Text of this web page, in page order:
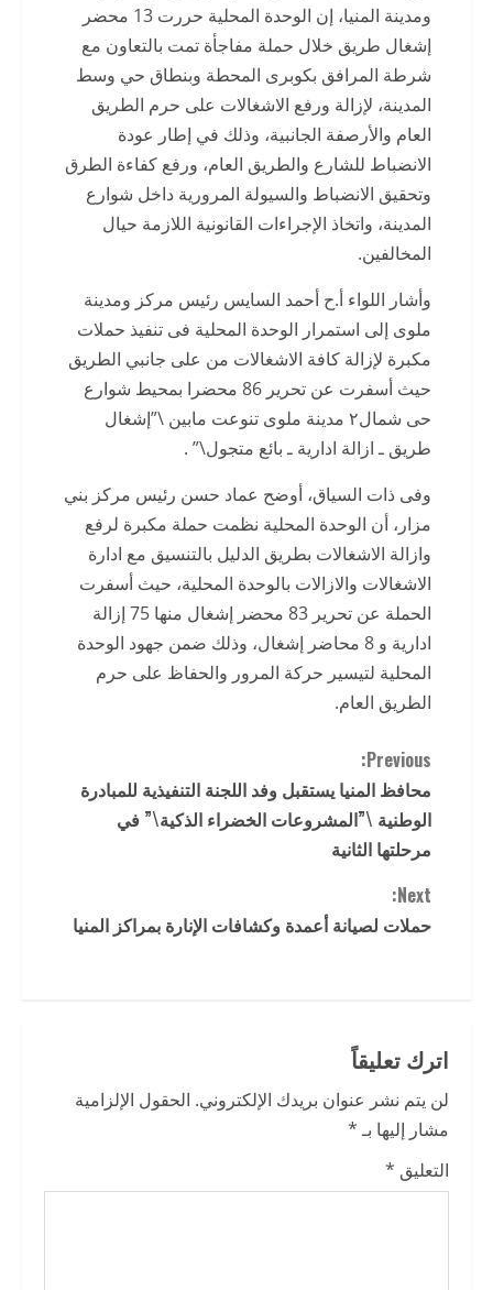
ومدينة المنيا، إن الوحدة المحلية حررت 13 محضر
إشغال طريق خلال حملة مفاجأة تمت بالتعاون مع
شرطة المرافق بكوبرى المحطة وبنطاق حي وسط
المدينة، لإزالة ورفع الاشغالات على حرم الطريق
العام والأرصفة الجانبية، وذلك في إطار عودة
الانضباط للشارع والطريق العام، ورفع كفاءة الطرق
وتحقيق الانضباط والسيولة المرورية داخل شوارع
المدينة، واتخاذ الإجراءات القانونية اللازمة حيال
المخالفين.
وأشار اللواء أ.ح أحمد السايس رئيس مركز ومدينة
ملوى إلى استمرار الوحدة المحلية فى تنفيذ حملات
مكبرة لإزالة كافة الاشغالات من على جانبي الطريق
حيث أسفرت عن تحرير 86 محضرا بمحيط شوارع
حى شمال٢ مدينة ملوى تنوعت مابين \”إشغال
طريق ـ ازالة ادارية ـ بائع متجول\” .
وفى ذات السياق، أوضح عماد حسن رئيس مركز بني
مزار، أن الوحدة المحلية نظمت حملة مكبرة لرفع
وازالة الاشغالات بطريق الدليل بالتنسيق مع ادارة
الاشغالات والازالات بالوحدة المحلية، حيث أسفرت
الحملة عن تحرير 83 محضر إشغال منها 75 إزالة
ادارية و 8 محاضر إشغال، وذلك ضمن جهود الوحدة
المحلية لتيسير حركة المرور والحفاظ على حرم
الطريق العام.
C
o
n
t
u
e
R
e
Previous:
محافظ المنيا يستقبل وفد اللجنة التنفيذية للمبادرة
الوطنية \”المشروعات الخضراء الذكية\” في
مرحلتها الثانية
Next:
حملات لصيانة أعمدة وكشافات الإنارة بمراكز المنيا
اترك تعليقاً
لن يتم نشر عنوان بريدك الإلكتروني. الحقول الإلزامية
مشار إليها بـ*
التعليق *